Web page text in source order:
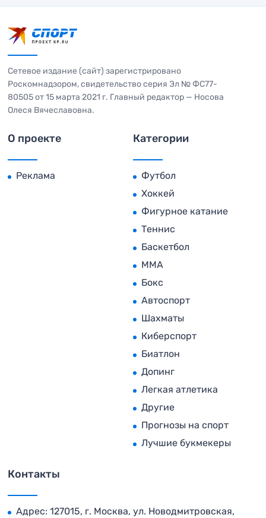
Сетевое издание (сайт) зарегистрировано
Роскомнадзором, свидетельство серия Эл № ФС77-
80505 от 15 марта 2021 г. Главный редактор — Носова
Олеся Вячеславовна.
О проекте
Реклама
Категории
Футбол
Хоккей
Фигурное катание
Теннис
Баскетбол
MMA
Бокс
Автоспорт
Шахматы
Киберспорт
Биатлон
Допинг
Легкая атлетика
Другие
Прогнозы на спорт
Лучшие букмекеры
Контакты
Адрес: 127015, г. Москва, ул. Новодмитровская,